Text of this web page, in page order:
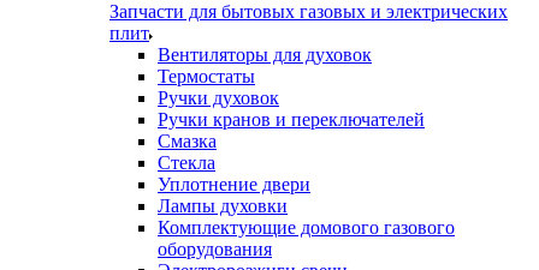
Запчасти для бытовых газовых и электрических
плит
Вентиляторы для духовок
Термостаты
Ручки духовок
Ручки кранов и переключателей
Смазка
Стекла
Уплотнение двери
Лампы духовки
Комплектующие домового газового
оборудования